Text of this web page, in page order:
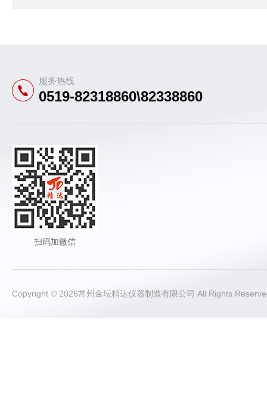
服务热线
0519-82318860\82338860
扫码加微信
Copyright © 2026常州金坛精达仪器制造有限公司 All Rights